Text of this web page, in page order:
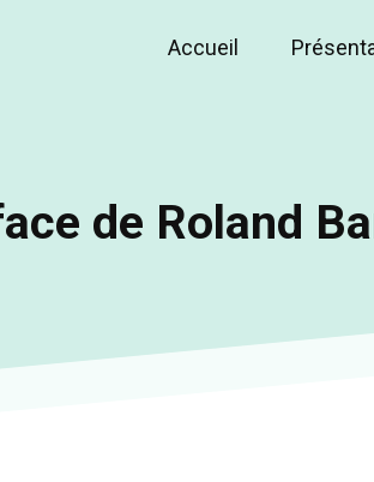
Main
Accueil
de Roland